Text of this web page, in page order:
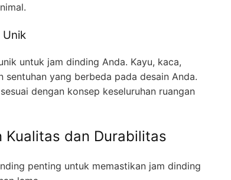
untuk jam dinding Anda. Kayu, kaca,
yang berbeda pada desain Anda.
dengan konsep keseluruhan ruangan
dan Durabilitas
penting untuk memastikan jam dinding